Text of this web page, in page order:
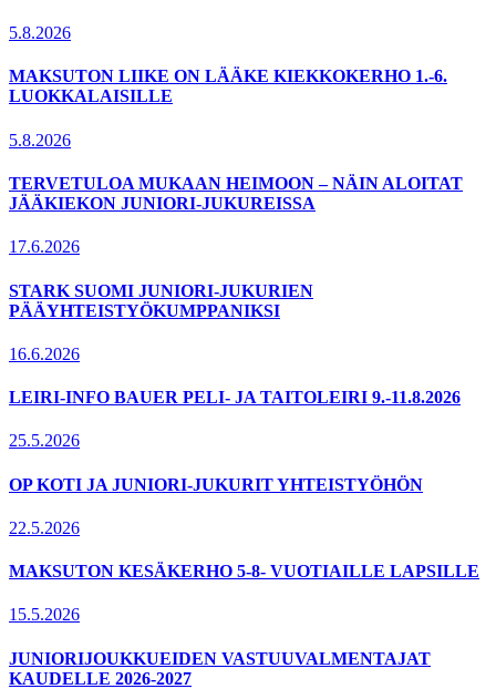
5.8.2026
MAKSUTON LIIKE ON LÄÄKE KIEKKOKERHO 1.-6.
LUOKKALAISILLE
5.8.2026
TERVETULOA MUKAAN HEIMOON – NÄIN ALOITAT
JÄÄKIEKON JUNIORI-JUKUREISSA
17.6.2026
STARK SUOMI JUNIORI-JUKURIEN
PÄÄYHTEISTYÖKUMPPANIKSI
16.6.2026
LEIRI-INFO BAUER PELI- JA TAITOLEIRI 9.-11.8.2026
25.5.2026
OP KOTI JA JUNIORI-JUKURIT YHTEISTYÖHÖN
22.5.2026
MAKSUTON KESÄKERHO 5-8- VUOTIAILLE LAPSILLE
15.5.2026
JUNIORIJOUKKUEIDEN VASTUUVALMENTAJAT
KAUDELLE 2026-2027